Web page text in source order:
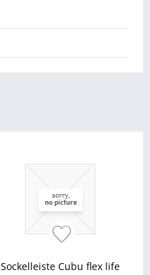
Sockelleiste Cubu flex life